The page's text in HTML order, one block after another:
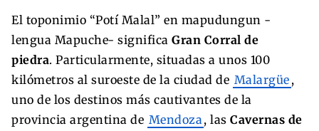
El toponimio “Potí Malal” en mapudungun -
lengua Mapuche- significa Gran Corral de
piedra. Particularmente, situadas a unos 100
kilómetros al suroeste de la ciudad de Malargüe ,
uno de los destinos más cautivantes de la
provincia argentina de Mendoza , las Cavernas de